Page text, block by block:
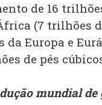
de 16
(7 trilhões
da Europa e
de pés
mundial